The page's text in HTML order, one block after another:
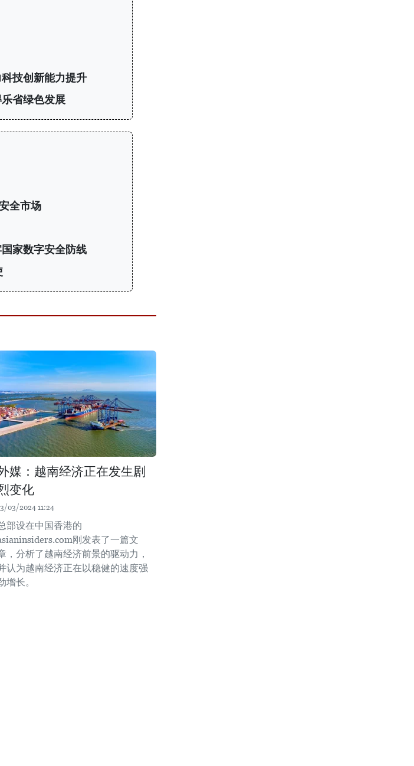
技创新能力提升
省绿色发展
全市场
家数字安全防线
媒：越南经济正在发生剧
变化
03/2024 11:24
部设在中国香港的
刚发表了一篇文
，分析了越南经济前景的驱动力，
认为越南经济正在以稳健的速度强
增长。